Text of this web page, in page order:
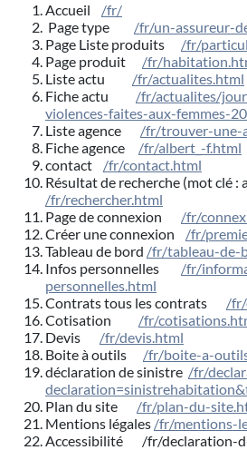
Accueil /fr/
Page type /fr/un-assureur-
Page Liste produits /fr/
Page produit /fr/
Liste actu /fr/actualites.html
Fiche actu /fr/actualites/
violences-faites-aux-femmes-
Liste agence /fr/trouver-une-
Fiche agence /fr/albert_-f.html
contact /fr/contact.html
Résultat de recherche (mot clé
/fr/rechercher.html
Page de connexion /fr/
Créer une connexion /fr/
Tableau de bord /fr/tableau-de-
Infos personnelles /fr/
personnelles.html
Contrats tous les contrats /
Cotisation /fr/
Devis /fr/devis.html
Boite à outils /fr/boite-a-
déclaration de sinistre /fr/
Plan du site /fr/plan-du-
Mentions légales /fr/mentions-
Accessibilité /fr/declaration-